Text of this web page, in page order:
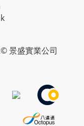
景盛實業公司